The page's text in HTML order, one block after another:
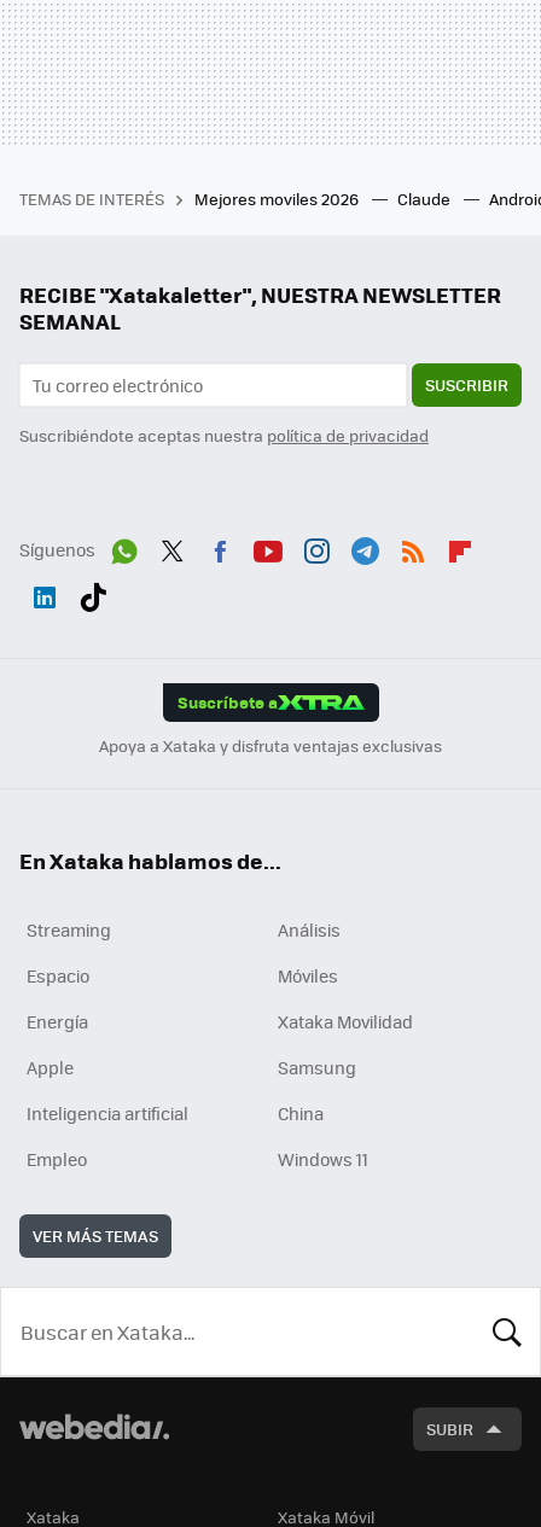
TEMAS DE INTERÉS Mejores moviles 2026 Claude
RECIBE "Xatakaletter", NUESTRA NEWSLETTER
SEMANAL
SUSCRIBIR
Suscribiéndote aceptas nuestra política de privacidad
Síguenos
Suscríbete a
Apoya a Xataka y disfruta ventajas exclusivas
En Xataka hablamos de...
Streaming
Análisis
Espacio
Móviles
Energía
Xataka Movilidad
Apple
Samsung
Inteligencia artificial
China
Empleo
Windows 11
VER MÁS TEMAS
SUBIR
Xataka Xataka Móvil